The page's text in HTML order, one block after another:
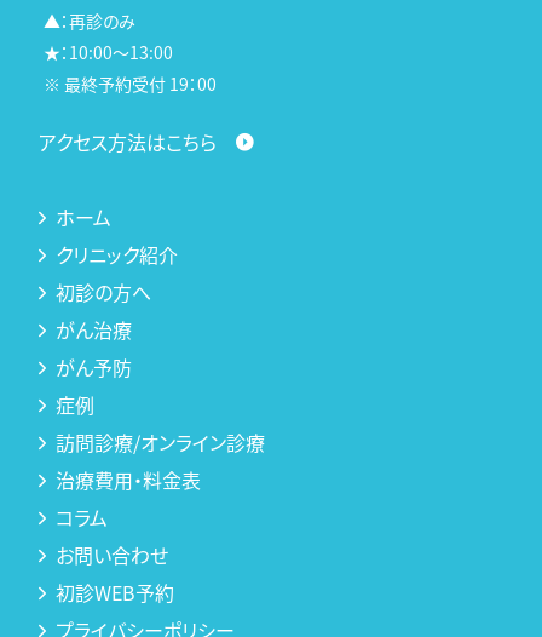
▲：再診のみ
★：10:00～13:00
※ 最終予約受付 19：00
アクセス方法はこちら
ホーム
クリニック紹介
初診の方へ
がん治療
がん予防
症例
訪問診療/オンライン診療
治療費用・料金表
コラム
お問い合わせ
初診WEB予約
プライバシーポリシー